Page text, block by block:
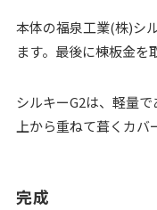
本体の福泉工業(株)シ
ます。最後に棟板金を
シルキーG2は、軽量
上から重ねて葺くカバ
完成